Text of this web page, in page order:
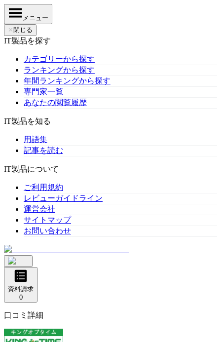
メニュー
✕ 閉じる
IT製品を探す
カテゴリーから探す
ランキングから探す
年間ランキングから探す
専門家一覧
あなたの閲覧履歴
IT製品を知る
用語集
記事を読む
IT製品について
ご利用規約
レビューガイドライン
運営会社
サイトマップ
お問い合わせ
資料請求
0
口コミ詳細